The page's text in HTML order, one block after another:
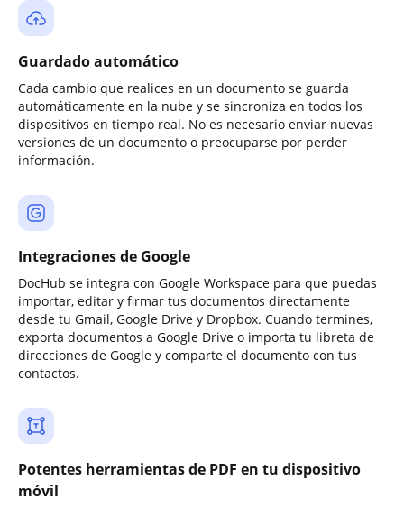
Guardado automático
Cada cambio que realices en un documento se guarda
automáticamente en la nube y se sincroniza en todos los
dispositivos en tiempo real. No es necesario enviar nuevas
versiones de un documento o preocuparse por perder
información.
Integraciones de Google
DocHub se integra con Google Workspace para que puedas
importar, editar y firmar tus documentos directamente
desde tu Gmail, Google Drive y Dropbox. Cuando termines,
exporta documentos a Google Drive o importa tu libreta de
direcciones de Google y comparte el documento con tus
contactos.
Potentes herramientas de PDF en tu dispositivo
móvil